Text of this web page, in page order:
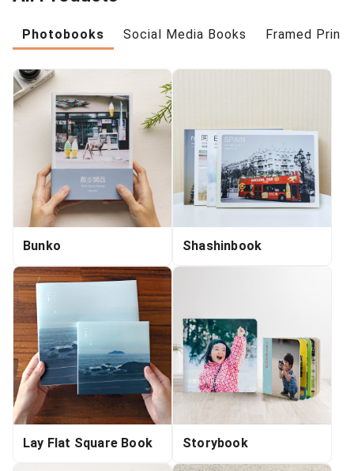
Photobooks Social Media Books Framed
Bunko Shashinbook
Lay Flat Square Book Storybook